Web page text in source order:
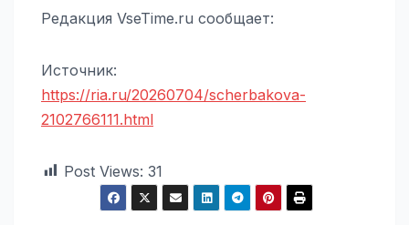
Редакция VseTime.ru сообщает:
Источник:
https://ria.ru/20260704/scherbakova-
2102766111.html
Post Views: 31